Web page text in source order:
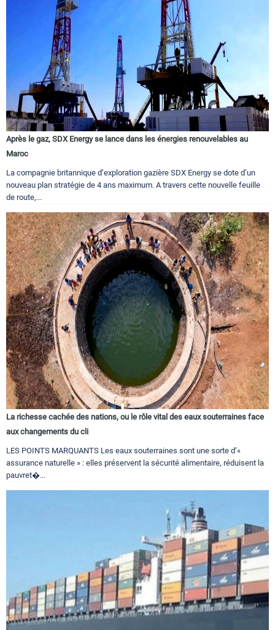
Après le gaz, SDX Energy se lance dans les énergies renouvelables au
Maroc
La compagnie britannique d’exploration gazière SDX Energy se dote d’un
nouveau plan stratégie de 4 ans maximum. A travers cette nouvelle feuille
de route,...
La richesse cachée des nations, ou le rôle vital des eaux souterraines face
aux changements du cli
LES POINTS MARQUANTS Les eaux souterraines sont une sorte d’«
assurance naturelle » : elles préservent la sécurité alimentaire, réduisent la
pauvret�...